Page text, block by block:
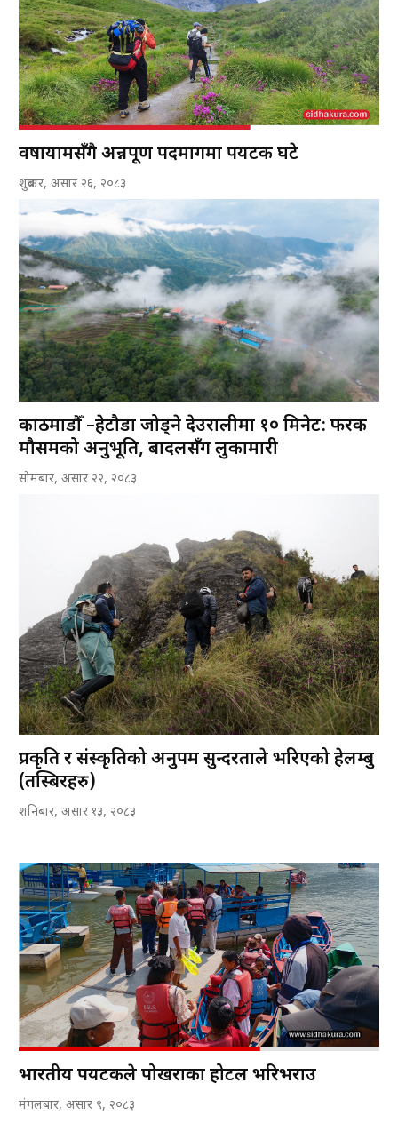
वर्षायामसँगै अन्नपूर्ण पदमार्गमा पर्यटक घटे
शुक्रबार, असार २६, २०८३
काठमाडौँ –हेटौडा जोड्ने देउरालीमा १० मिनेट: फरक
मौसमको अनुभूति, बादलसँग लुकामारी
प्रकृति र संस्कृतिको अनुपम सुन्दरताले भरिएको हेलम्बु
(तस्बिरहरु)
भारतीय पर्यटकले पोखराका होटल भरिभराउ